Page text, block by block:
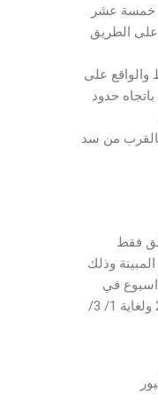
خمسة عشر
على الطريق
على
حدود
بالقرب من سد
فقط
المبينة وذلك
اسبوع في
الفترة الواقعة من 25/ 1/ 2004 ولغاية 1/ 3/